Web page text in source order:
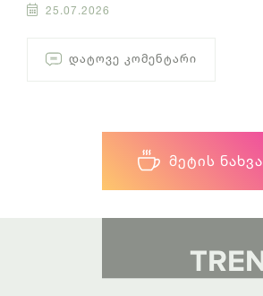
25.07.2026
ᲓᲐᲢᲝᲕᲔ ᲙᲝᲛᲔᲜᲢᲐᲠᲘ
ᲛᲔᲢᲘᲡ ᲜᲐᲮᲕᲐ